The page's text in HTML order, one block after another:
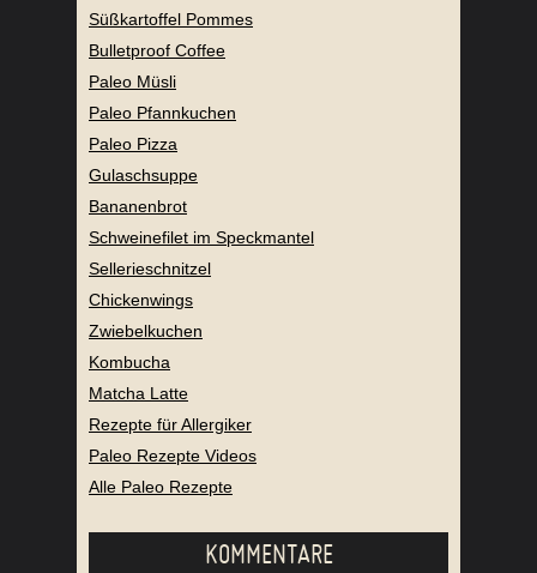
Süßkartoffel Pommes
Bulletproof Coffee
Paleo Müsli
Paleo Pfannkuchen
Paleo Pizza
Gulaschsuppe
Bananenbrot
Schweinefilet im Speckmantel
Sellerieschnitzel
Chickenwings
Zwiebelkuchen
Kombucha
Matcha Latte
Rezepte für Allergiker
Paleo Rezepte Videos
Alle Paleo Rezepte
KOMMENTARE